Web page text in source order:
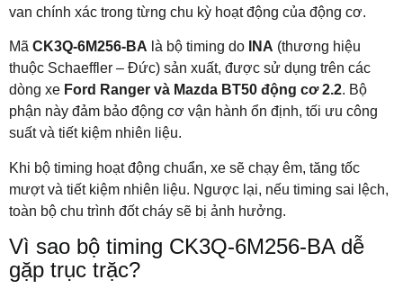
van chính xác trong từng chu kỳ hoạt động của động cơ.
Mã CK3Q-6M256-BA là bộ timing do INA (thương hiệu
thuộc Schaeffler – Đức) sản xuất, được sử dụng trên các
dòng xe Ford Ranger và Mazda BT50 động cơ 2.2. Bộ
phận này đảm bảo động cơ vận hành ổn định, tối ưu công
suất và tiết kiệm nhiên liệu.
Khi bộ timing hoạt động chuẩn, xe sẽ chạy êm, tăng tốc
mượt và tiết kiệm nhiên liệu. Ngược lại, nếu timing sai lệch,
toàn bộ chu trình đốt cháy sẽ bị ảnh hưởng.
Vì sao bộ timing CK3Q-6M256-BA dễ
gặp trục trặc?